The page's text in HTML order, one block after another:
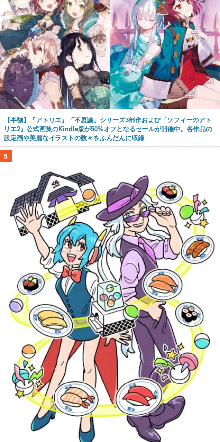
【半額】『アトリエ』「不思議」シリーズ3部作および『ソフィーのアト
リエ2』公式画集のKindle版が50%オフとなるセールが開催中。各作品の
設定画や美麗なイラストの数々をふんだんに収録
5